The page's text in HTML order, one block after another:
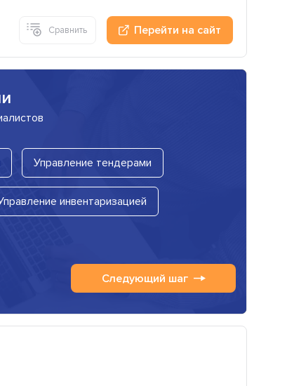
Перейти на сайт
Сравнить
Управление тендерами
инвентаризацией
Следующий шаг